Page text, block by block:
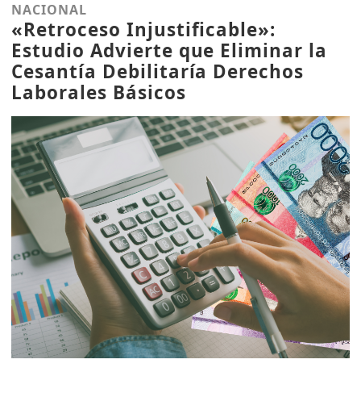
NACIONAL
«Retroceso Injustificable»:
Estudio Advierte que Eliminar la
Cesantía Debilitaría Derechos
Laborales Básicos